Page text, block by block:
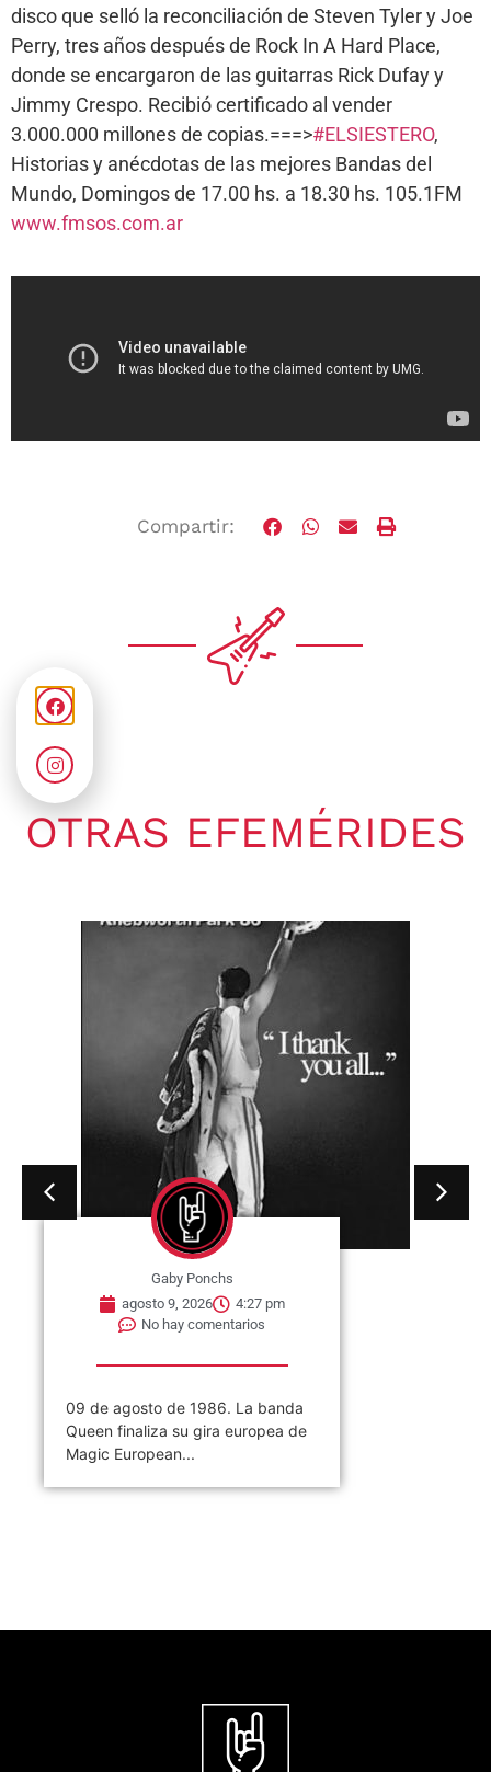
disco que selló la reconciliación de Steven Tyler y Joe
Perry, tres años después de Rock In A Hard Place,
donde se encargaron de las guitarras Rick Dufay y
Jimmy Crespo. Recibió certificado al vender
3.000.000 millones de copias.===>#ELSIESTERO,
Historias y anécdotas de las mejores Bandas del
Mundo, Domingos de 17.00 hs. a 18.30 hs. 105.1FM
www.fmsos.com.ar
Compartir:
OTRAS EFEMÉRIDES
Gaby Ponchs
agosto 9, 2026
No hay comentarios
09 de agosto de 1969. Se publica
en Estados Unidos a través de
ATCO Records,...